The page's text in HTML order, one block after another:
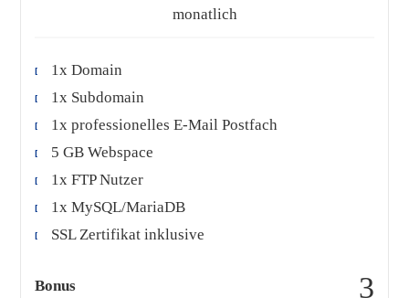
monatlich
1x Domain
1x Subdomain
1x professionelles E-Mail Postfach
5 GB Webspace
1x FTP Nutzer
1x MySQL/MariaDB
SSL Zertifikat inklusive
Bonus